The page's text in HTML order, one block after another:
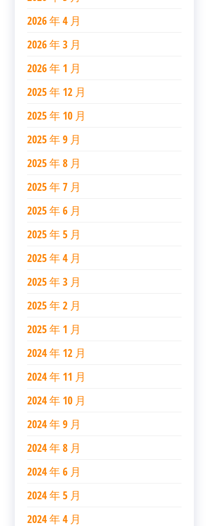
2026 年 4 月
2026 年 3 月
2026 年 1 月
2025 年 12 月
2025 年 10 月
2025 年 9 月
2025 年 8 月
2025 年 7 月
2025 年 6 月
2025 年 5 月
2025 年 4 月
2025 年 3 月
2025 年 2 月
2025 年 1 月
2024 年 12 月
2024 年 11 月
2024 年 10 月
2024 年 9 月
2024 年 8 月
2024 年 6 月
2024 年 5 月
2024 年 4 月